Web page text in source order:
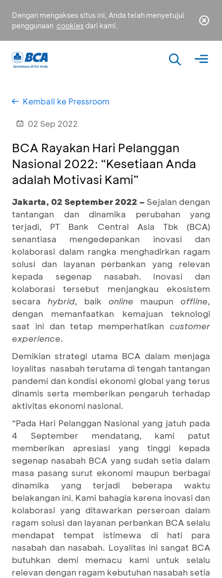
Dengan mengakses situs ini, Anda telah menyetujui
penggunaan cookies dari kami.
Kembali ke Pressroom
02 Sep 2022
BCA Rayakan Hari Pelanggan
Nasional 2022: “Kesetiaan Anda
adalah Motivasi Kami”
Jakarta, 02 September 2022 – Sejalan dengan
tantangan dan dinamika perubahan yang
terjadi, PT Bank Central Asia Tbk (BCA)
senantiasa mengedepankan inovasi dan
kolaborasi dalam rangka menghadirkan ragam
solusi dan layanan perbankan yang relevan
kepada segenap nasabah. Inovasi dan
kolaborasi tersebut menjangkau ekosistem
secara hybrid, baik online maupun offline,
dengan memanfaatkan kemajuan teknologi
saat ini dan tetap memperhatikan customer
experience.
Demikian strategi utama BCA dalam menjaga
loyalitas nasabah terutama di tengah tantangan
pandemi dan kondisi ekonomi global yang terus
dinamis serta memberikan pengaruh terhadap
aktivitas ekonomi nasional.
“Pada Hari Pelanggan Nasional yang jatuh pada
4 September mendatang, kami patut
memberikan apresiasi yang tinggi kepada
segenap nasabah BCA yang sudah setia dalam
masa pasang surut ekonomi maupun berbagai
dinamika yang terjadi beberapa waktu
belakangan ini. Kami bahagia karena inovasi dan
kolaborasi yang ditawarkan perseroan dalam
ragam solusi dan layanan perbankan BCA selalu
mendapat tempat istimewa di hati para
nasabah dan nasabah. Loyalitas ini sangat BCA
butuhkan demi memacu kami untuk selalu
relevan dengan ragam kebutuhan nasabah setia